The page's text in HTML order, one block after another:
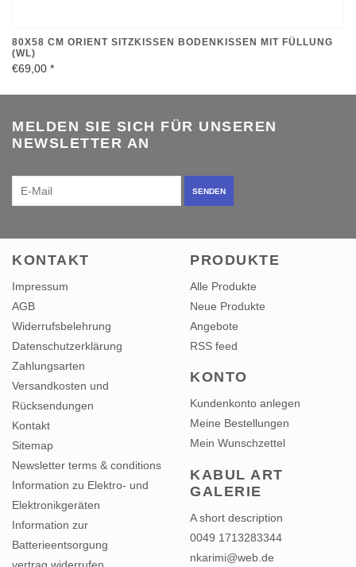
80X58 CM ORIENT SITZKISSEN BODENKISSEN MIT FÜLLUNG
(WL)
€69,00 *
MELDEN SIE SICH FÜR UNSEREN
NEWSLETTER AN
SENDEN
KONTAKT
Impressum
AGB
Widerrufsbelehrung
Datenschutzerklärung
Zahlungsarten
Versandkosten und
Rücksendungen
Kontakt
Sitemap
Newsletter terms & conditions
Information zu Elektro- und
Elektronikgeräten
Information zur
Batterieentsorgung
vertrag widerrufen
PRODUKTE
Alle Produkte
Neue Produkte
Angebote
RSS feed
KONTO
Kundenkonto anlegen
Meine Bestellungen
Mein Wunschzettel
KABUL ART
GALERIE
A short description
0049 1713283344
nkarimi@web.de